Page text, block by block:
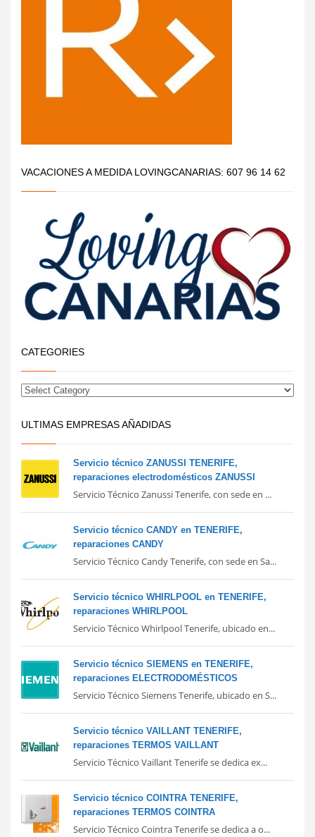
VACACIONES A MEDIDA LOVINGCANARIAS: 607 96 14 62
CATEGORIES
ULTIMAS EMPRESAS AÑADIDAS
Servicio técnico ZANUSSI TENERIFE,
reparaciones electrodomésticos ZANUSSI
Servicio Técnico Zanussi Tenerife, con sede en ...
Servicio técnico CANDY en TENERIFE,
reparaciones CANDY
Servicio Técnico Candy Tenerife, con sede en Sa...
Servicio técnico WHIRLPOOL en TENERIFE,
reparaciones WHIRLPOOL
Servicio Técnico Whirlpool Tenerife, ubicado en...
Servicio técnico SIEMENS en TENERIFE,
reparaciones ELECTRODOMÉSTICOS
Servicio Técnico Siemens Tenerife, ubicado en S...
Servicio técnico VAILLANT TENERIFE,
reparaciones TERMOS VAILLANT
Servicio Técnico Vaillant Tenerife se dedica ex...
Servicio técnico COINTRA TENERIFE,
reparaciones TERMOS COINTRA
Servicio Técnico Cointra Tenerife se dedica a o...